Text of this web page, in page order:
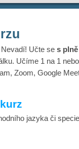
Učte se s
Učíme 1 na 1
Zoom, Google
jazyka či